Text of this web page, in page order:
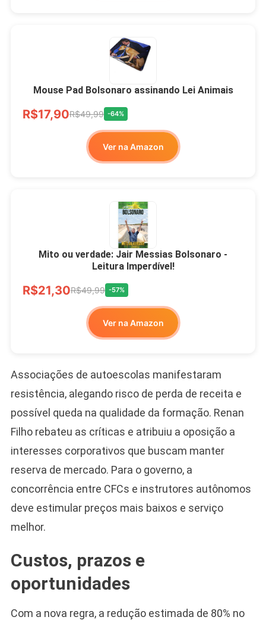
Mouse Pad Bolsonaro assinando Lei Animais
R$17,90R$49,99 -64%
Ver na Amazon
Mito ou verdade: Jair Messias Bolsonaro -
Leitura Imperdível!
R$21,30R$49,99 -57%
Ver na Amazon
Associações de autoescolas manifestaram
resistência, alegando risco de perda de receita e
possível queda na qualidade da formação. Renan
Filho rebateu as críticas e atribuiu a oposição a
interesses corporativos que buscam manter
reserva de mercado. Para o governo, a
concorrência entre CFCs e instrutores autônomos
deve estimular preços mais baixos e serviço
melhor.
Custos, prazos e
oportunidades
Com a nova regra, a redução estimada de 80% no